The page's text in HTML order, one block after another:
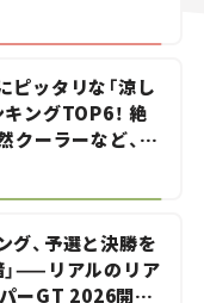
っとイケてるマ
ピッタリな「涼し
キングTOP6！ 絶
クーラーなど、避
スポットを紹介
グ、予選と決勝を
」——リアルのリア
ーGT 2026開幕